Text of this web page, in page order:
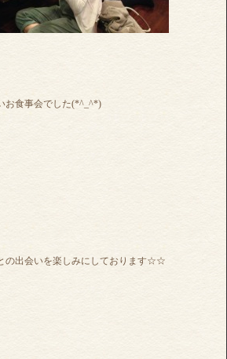
お食事会でした(*^_^*)
の出会いを楽しみにしております☆☆